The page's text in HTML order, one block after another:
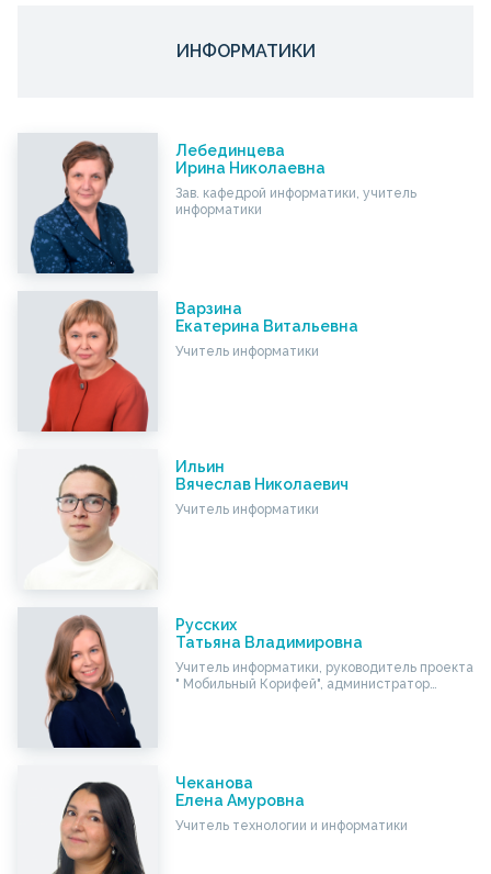
ИНФОРМАТИКИ
Лебединцева
Ирина Николаевна
Зав. кафедрой информатики, учитель
информатики
Варзина
Екатерина Витальевна
Учитель информатики
Ильин
Вячеслав Николаевич
Учитель информатики
Русских
Татьяна Владимировна
Учитель информатики, руководитель проекта
" Мобильный Корифей", администратор…
Чеканова
Елена Амуровна
Учитель технологии и информатики